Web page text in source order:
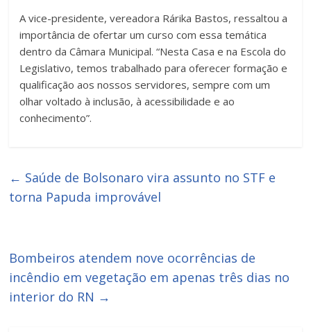
A vice-presidente, vereadora Rárika Bastos, ressaltou a
importância de ofertar um curso com essa temática
dentro da Câmara Municipal. “Nesta Casa e na Escola do
Legislativo, temos trabalhado para oferecer formação e
qualificação aos nossos servidores, sempre com um
olhar voltado à inclusão, à acessibilidade e ao
conhecimento”.
← Saúde de Bolsonaro vira assunto no STF e
torna Papuda improvável
Bombeiros atendem nove ocorrências de
incêndio em vegetação em apenas três dias no
interior do RN →